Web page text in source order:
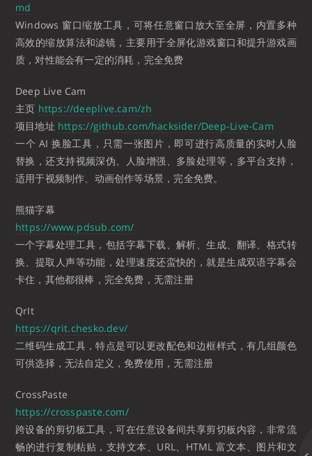
md
Windows 窗口缩放工具，可将任意窗口放大至全屏，内置多种
高效的缩放算法和滤镜，主要用于全屏化游戏窗口和提升游戏画
质，对性能会有一定的消耗，完全免费
Deep Live Cam
主页 https://deeplive.cam/zh
项目地址 https://github.com/hacksider/Deep-Live-Cam
一个 AI 换脸工具，只需一张图片，即可进行高质量的实时人脸
替换，还支持视频深伪、人脸增强、多脸处理等，多平台支持，
适用于视频制作、动画创作等场景，完全免费。
熊猫字幕
https://www.pdsub.com/
一个字幕处理工具，包括字幕下载、解析、生成、翻译、格式转
换、提取人声等功能，处理速度还蛮快的，就是生成双语字幕会
卡住，其他都很棒，完全免费，无需注册
QrIt
https://qrit.chesko.dev/
二维码生成工具，特点是可以更改配色和边框样式，有几组颜色
可供选择，无法自定义，免费使用，无需注册
CrossPaste
https://crosspaste.com/
跨设备的剪切板工具，可在任意设备间共享剪切板内容，非常流
畅的进行复制粘贴，支持文本、URL、HTML 富文本、图片和文